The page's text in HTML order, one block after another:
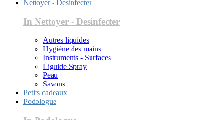
Nettoyer - Desinfecter
In Nettoyer - Desinfecter
Autres liquides
Hygiène des mains
Instruments - Surfaces
Liguide Spray
Peau
Savons
Petits cadeaux
Podologue